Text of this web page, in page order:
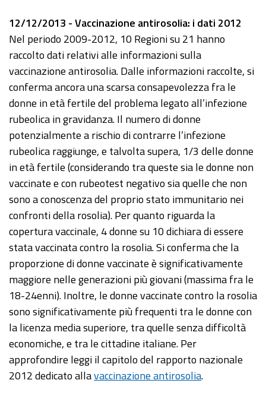
12/12/2013 - Vaccinazione antirosolia: i dati 2012
Nel periodo 2009-2012, 10 Regioni su 21 hanno
raccolto dati relativi alle informazioni sulla
vaccinazione antirosolia. Dalle informazioni raccolte, si
conferma ancora una scarsa consapevolezza fra le
donne in età fertile del problema legato all’infezione
rubeolica in gravidanza. Il numero di donne
potenzialmente a rischio di contrarre l’infezione
rubeolica raggiunge, e talvolta supera, 1/3 delle donne
in età fertile (considerando tra queste sia le donne non
vaccinate e con rubeotest negativo sia quelle che non
sono a conoscenza del proprio stato immunitario nei
confronti della rosolia). Per quanto riguarda la
copertura vaccinale, 4 donne su 10 dichiara di essere
stata vaccinata contro la rosolia. Si conferma che la
proporzione di donne vaccinate è significativamente
maggiore nelle generazioni più giovani (massima fra le
18-24enni). Inoltre, le donne vaccinate contro la rosolia
sono significativamente più frequenti tra le donne con
la licenza media superiore, tra quelle senza difficoltà
economiche, e tra le cittadine italiane. Per
approfondire leggi il capitolo del rapporto nazionale
2012 dedicato allavaccinazione antirosolia.